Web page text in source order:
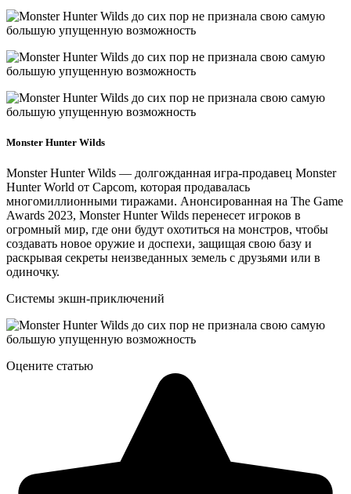
Monster Hunter Wilds
Monster Hunter Wilds — долгожданная игра-продавец Monster
Hunter World от Capcom, которая продавалась
многомиллионными тиражами. Анонсированная на The Game
Awards 2023, Monster Hunter Wilds перенесет игроков в
огромный мир, где они будут охотиться на монстров, чтобы
создавать новое оружие и доспехи, защищая свою базу и
раскрывая секреты неизведанных земель с друзьями или в
одиночку.
Системы экшн-приключений
Оцените статью